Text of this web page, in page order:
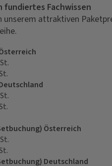
Fachwissen
unserem attraktiven
Österreich
Deutschland